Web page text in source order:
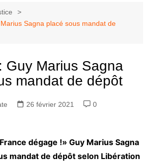
Sagna placé sous mandat de
Guy Marius Sagna
mandat de dépôt
26 février 2021
0
dégage !» Guy Marius Sagna
mandat de dépôt selon Libération